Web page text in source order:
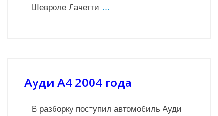
Шевроле Лачетти …
Ауди А4 2004 года
В разборку поступил автомобиль Ауди